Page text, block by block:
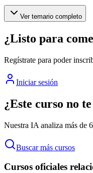
Ver temario completo
¿Listo para
Regístrate para poder
Iniciar sesión
¿Este curso no
Nuestra IA analiza más de
Buscar más cursos
Cursos oficiales